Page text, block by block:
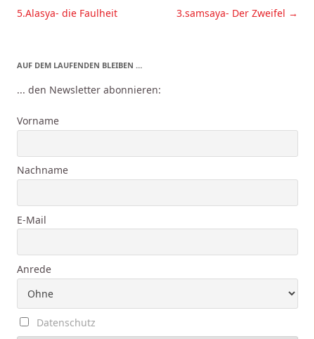
5.Alasya- die Faulheit
3.samsaya- Der Zweifel →
AUF DEM LAUFENDEN BLEIBEN …
... den Newsletter abonnieren:
Vorname
Nachname
E-Mail
Anrede
Datenschutz